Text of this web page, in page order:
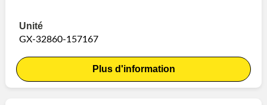
Unité
GX-32860-157167
Plus d'information